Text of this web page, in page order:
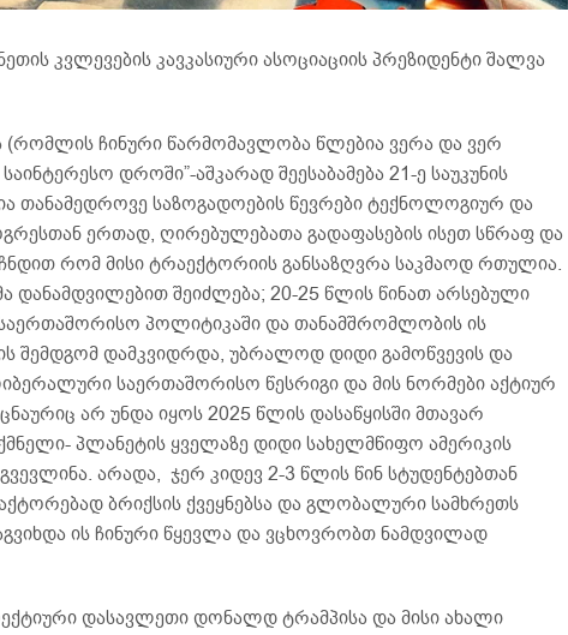
კვლევების კავკასიური ასოციაციის პრეზიდენტი შალვა
(რომლის ჩინური წარმომავლობა წლებია ვერა და ვერ
დროში”-აშკარად შეესაბამება 21-ე საუკუნის
თანამედროვე საზოგადოების წევრები ტექნოლოგიურ და
ერთად, ღირებულებათა გადაფასების ისეთ სწრაფ და
რომ მისი ტრაექტორიის განსაზღვრა საკმაოდ რთულია.
დანამდვილებით შეიძლება; 20-25 წლის წინათ არსებული
პოლიტიკაში და თანამშრომლობის ის
შემდგომ დამკვიდრდა, უბრალოდ დიდი გამოწვევის და
საერთაშორისო წესრიგი და მის ნორმები აქტიურ
არ უნდა იყოს 2025 წლის დასაწყისში მთავარ
პლანეტის ყველაზე დიდი სახელმწიფო ამერიკის
არადა, ჯერ კიდევ 2-3 წლის წინ სტუდენტებთან
ბრიქსის ქვეყნებსა და გლობალური სამხრეთს
ის ჩინური წყევლა და ვცხოვრობთ ნამდვილად
დასავლეთი დონალდ ტრამპისა და მისი ახალი